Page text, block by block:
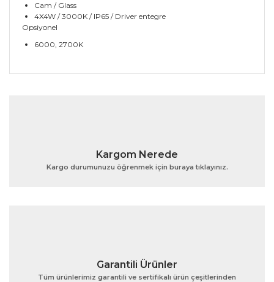
Cam / Glass
4X4W / 3000K / IP65 / Driver entegre
Opsiyonel
6000, 2700K
Bu ürünün fiyat bilgisi, resim, ürün açıklamalarında ve
Ürün açıklamasında eksik bilgiler bulunuyor.
Kargom Nerede
Kargo durumunuzu öğrenmek için buraya tıklayınız.
Garantili Ürünler
Tüm ürünlerimiz garantili ve sertifikalı ürün çeşitlerinden